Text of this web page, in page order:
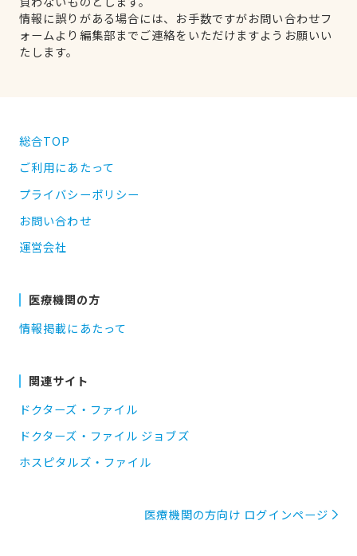
情報に誤りがある場合には、お手数ですがお問い合わせフ
ォームより編集部までご連絡をいただけますようお願いい
たします。
総合TOP
ご利用にあたって
プライバシーポリシー
お問い合わせ
運営会社
医療機関の方
情報掲載にあたって
関連サイト
ドクターズ・ファイル
ドクターズ・ファイル ジョブズ
ホスピタルズ・ファイル
医療機関の方向け ログインページ